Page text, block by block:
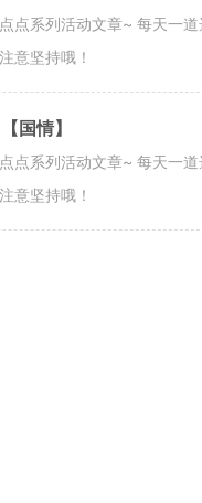
点系列活动文章~ 每天一
意坚持哦！
国情】
点系列活动文章~ 每天一
意坚持哦！